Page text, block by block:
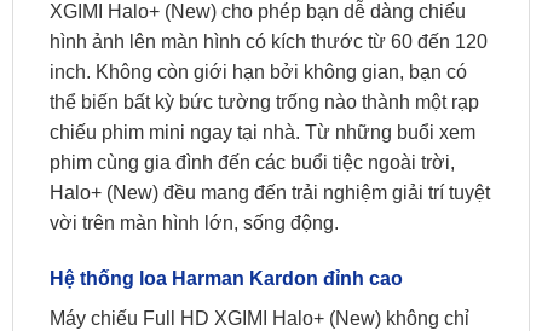
XGIMI Halo+ (New) cho phép bạn dễ dàng chiếu
hình ảnh lên màn hình có kích thước từ 60 đến 120
inch. Không còn giới hạn bởi không gian, bạn có
thể biến bất kỳ bức tường trống nào thành một rạp
chiếu phim mini ngay tại nhà. Từ những buổi xem
phim cùng gia đình đến các buổi tiệc ngoài trời,
Halo+ (New) đều mang đến trải nghiệm giải trí tuyệt
vời trên màn hình lớn, sống động.
Hệ thống loa Harman Kardon đỉnh cao
Máy chiếu Full HD XGIMI Halo+ (New) không chỉ